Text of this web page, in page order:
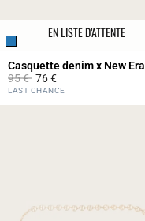
EN LISTE D’ATTENTE
Casquette denim x New Era
Prix réduit à partir de
95 €à76 €
5 out of 5 Customer Rating
LAST CHANCE